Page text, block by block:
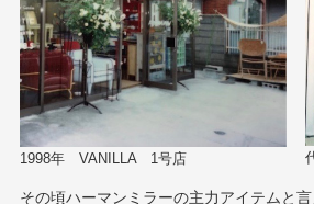
1998年 VANILLA 1号店
その頃ハーマンミラーの主力アイテムと言